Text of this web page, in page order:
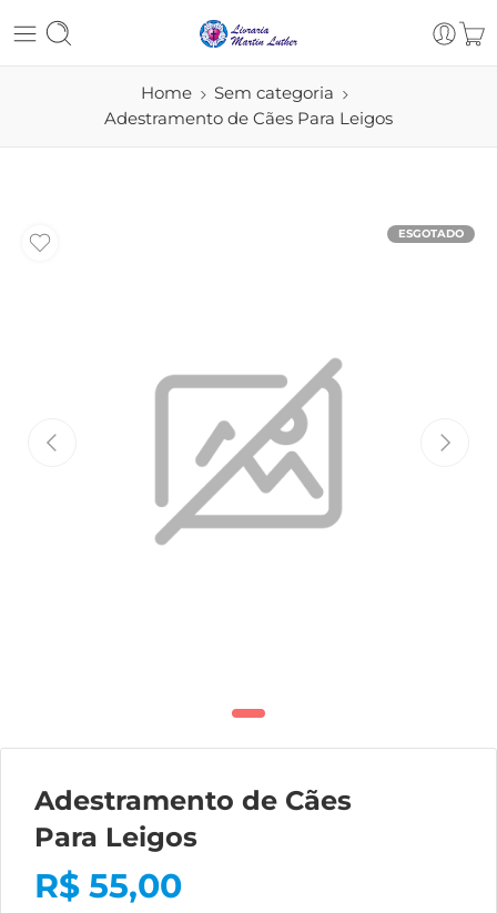
Home
Sem categoria
Adestramento de Cães Para Leigos
ESGOTADO
Adestramento de Cães
Para Leigos
R$ 55,00